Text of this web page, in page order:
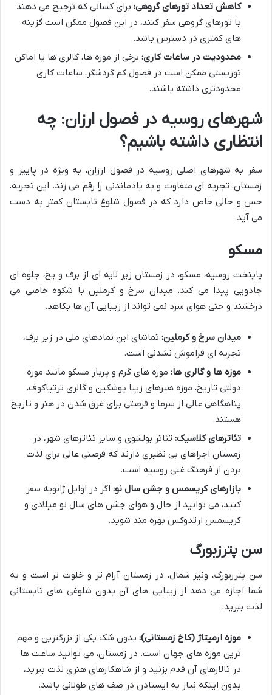
کاهش تعداد تورهای گروهی: برای کسانی که ترجیح می دهند
با تورهای گروهی سفر کنند، در این فصول ممکن است گزینه
های کمتری در دسترس باشد.
محدودیت در ساعات کاری: برخی از موزه ها، گالری ها یا اماکن
توریستی ممکن است در فصول کم گردشگر، ساعات کاری
محدودتری داشته باشند.
شهرهای روسیه در فصول ارزان: چه
انتظاری داشته باشیم؟
سفر به شهرهای اصلی روسیه در فصول ارزان، به ویژه در پاییز و
زمستان، تجربه ای متفاوت و به یادماندنی را رقم می زند. این تجربه،
حس و حالی خاص دارد که در فصول شلوغ تابستان کمتر به دست
می آید.
مسکو
پایتخت روسیه، مسکو، در زمستان زیر لایه ای از برف و یخ، جلوه ای
جادویی پیدا می کند. میدان سرخ و کرملین با شکوه خاصی می
درخشند و حتی هوای سرد نمی تواند از زیبایی آن ها بکاهد.
میدان سرخ و کرملین: تماشای این نمادهای ملی در زیر برف،
تجربه ای فراموش نشدنی است.
موزه ها و گالری ها: موزه های گرم و پربار مسکو مانند موزه
دولتی تاریخ، موزه هنرهای زیبا پوشکین و گالری ترتیاکوف،
پناهگاهی عالی از سرما و فرصتی برای غرق شدن در هنر و تاریخ
هستند.
تئاترهای کلاسیک: تئاتر بولشوی و سایر تئاترهای شهر، در
زمستان اجراهای بی نظیری دارند که فرصتی عالی برای لذت
بردن از فرهنگ غنی روسیه است.
بازارهای کریسمس و جشن سال نو: اگر در اوایل ژانویه سفر
کنید، می توانید از حال و هوای جشن های سال نو میلادی و
کریسمس ارتدوکس بهره مند شوید.
سن پترزبورگ
سن پترزبورگ، ونیز شمال، در زمستان آرام تر و خلوت تر است و به
شما اجازه می دهد از زیبایی های آن بدون شلوغی های تابستانی
لذت ببرید.
موزه ارمیتاژ (کاخ زمستانی): بدون شک یکی از بزرگترین و مهم
ترین موزه های جهان است. در زمستان، می توانید ساعت ها
در تالارهای آن قدم بزنید و از شاهکارهای هنری لذت ببرید،
بدون اینکه نیاز به ایستادن در صف های طولانی باشد.